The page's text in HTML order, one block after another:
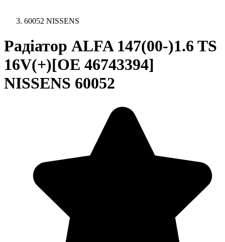
60052 NISSENS
Радіатор ALFA 147(00-)1.6 TS
16V(+)[OE 46743394]
NISSENS 60052